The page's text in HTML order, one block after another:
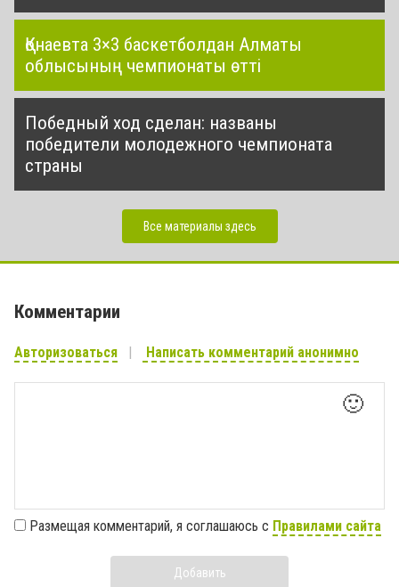
Қонаевта 3×3 баскетболдан Алматы
облысының чемпионаты өтті
Победный ход сделан: названы
победители молодежного чемпионата
страны
Все материалы здесь
Комментарии
Авторизоваться Написать комментарий анонимно
🙂
Размещая комментарий, я соглашаюсь с Правилами сайта
Добавить